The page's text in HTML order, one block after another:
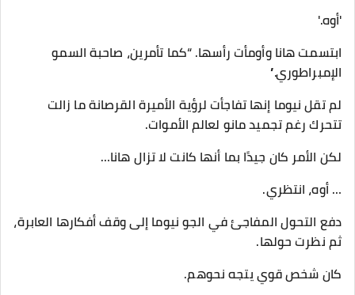
'أوه.'
ابتسمت هانا وأومأت رأسها. “كما تأمرين، صاحبة السمو
الإمبراطوري.”
لم تقل نيوما إنها تفاجأت لرؤية الأميرة القرصانة ما زالت
تتحرك رغم تجميد مانو لعالم الأموات.
لكن الأمر كان جيدًا بما أنها كانت لا تزال هانا…
… أوه، انتظري.
دفع التحول المفاجئ في الجو نيوما إلى وقف أفكارها العابرة،
ثم نظرت حولها.
كان شخص قوي يتجه نحوهم.